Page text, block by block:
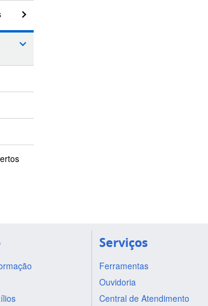
Serviços
Ferramentas
Ouvidoria
Central de Atendimento